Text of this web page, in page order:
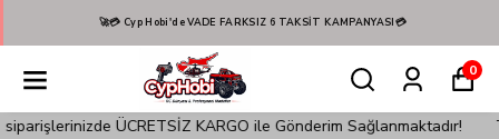
🚀💳 Cyp Hobi'de VADE FARKSIZ 6 TAKSİT KAMPANYASI💳
0
ÜCRETSİZ KARGO ile Gönderim Sağlanmaktadır!